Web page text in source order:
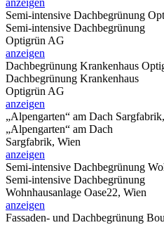
Semi-intensive Dachbegrünung
Semi-intensive Dachbegrünung
Optigrün AG
anzeigen
Dachbegrünung Krankenhaus
Dachbegrünung Krankenhaus
Optigrün AG
anzeigen
„Alpengarten“ am Dach
„Alpengarten“ am Dach
Sargfabrik, Wien
anzeigen
Semi-intensive Dachbegrünung
Semi-intensive Dachbegrünung
Wohnhausanlage Oase22, Wien
anzeigen
Fassaden- und Dachbegrünung